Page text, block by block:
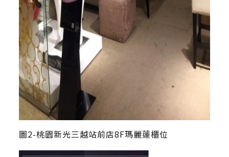
圖2-桃園新光三越站前店8F瑪麗蓮櫃位